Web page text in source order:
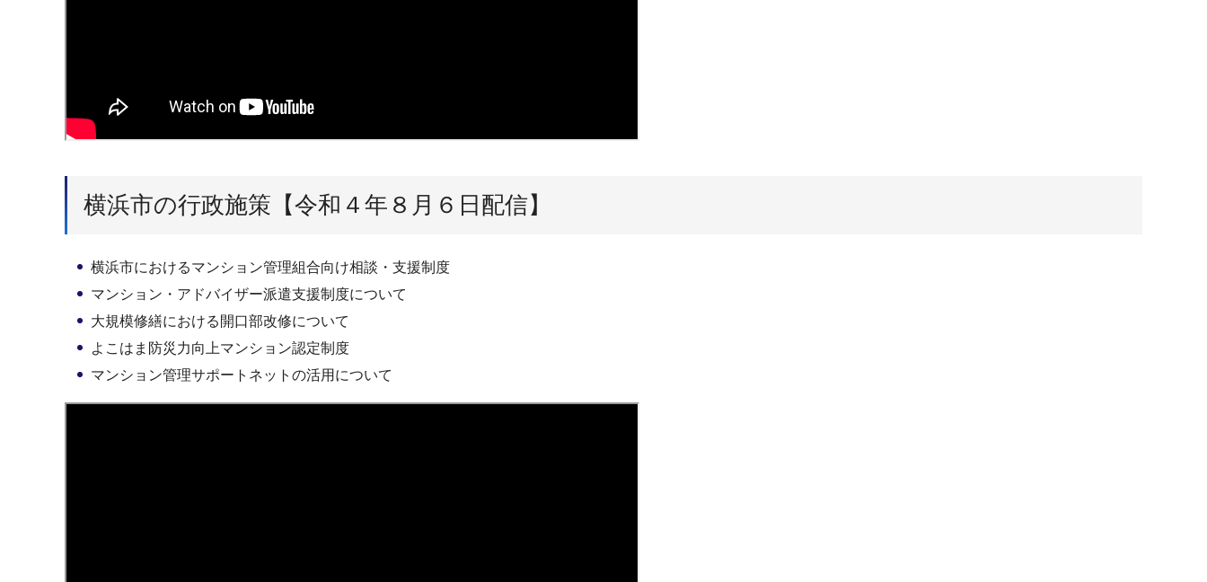
横浜市の行政施策【令和４年８月６日配信】
横浜市におけるマンション管理組合向け相談・支援制度
マンション・アドバイザー派遣支援制度について
大規模修繕における開口部改修について
よこはま防災力向上マンション認定制度
マンション管理サポートネットの活用について